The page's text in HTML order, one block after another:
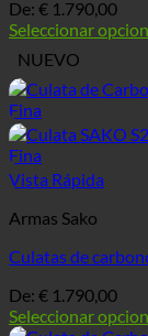
De: € 1.790,00
Seleccionar
NUEVO
Vista Rápida
Armas Sako
Culatas de
De: € 1.790,00
Seleccionar